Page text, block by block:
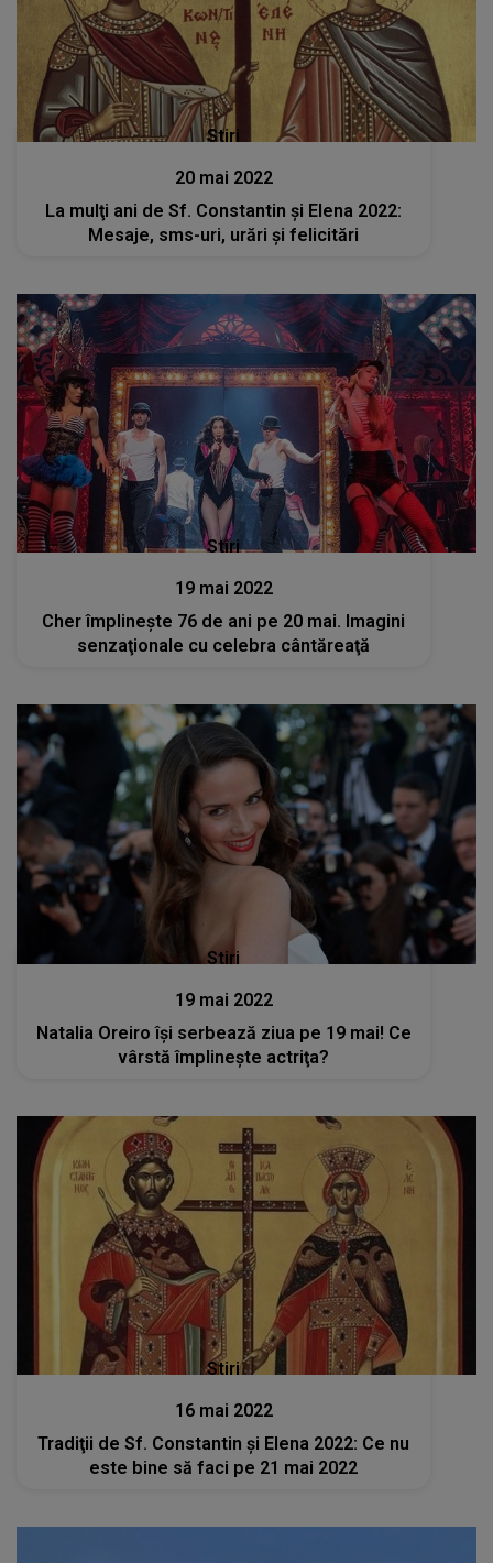
Stiri
20 mai 2022
La mulţi ani de Sf. Constantin şi Elena 2022:
Mesaje, sms-uri, urări şi felicitări
Stiri
19 mai 2022
Cher împlineşte 76 de ani pe 20 mai. Imagini
senzaţionale cu celebra cântăreaţă
Stiri
19 mai 2022
Natalia Oreiro îşi serbează ziua pe 19 mai! Ce
vârstă împlineşte actriţa?
Stiri
16 mai 2022
Tradiţii de Sf. Constantin şi Elena 2022: Ce nu
este bine să faci pe 21 mai 2022